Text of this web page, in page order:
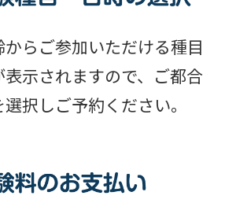
らご参加いただける種目
表示されますので、ご都合
択しご予約ください。